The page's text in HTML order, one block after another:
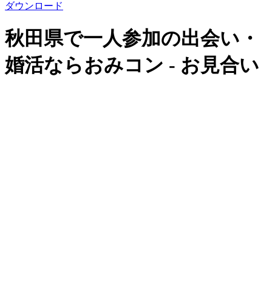
ダウンロード
秋田県で一人参加の出会い・
婚活ならおみコン - お見合い